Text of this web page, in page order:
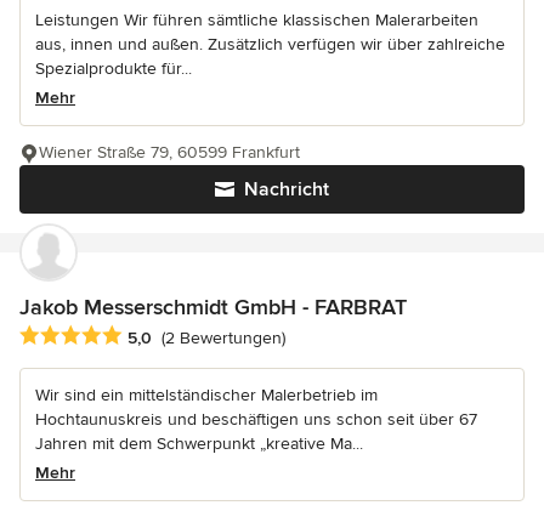
Leistungen Wir führen sämtliche klassischen Malerarbeiten
aus, innen und außen. Zusätzlich verfügen wir über zahlreiche
Spezialprodukte für...
Mehr
Nachricht
Wiener Straße 79, 60599 Frankfurt
Jakob Messerschmidt GmbH - FARBRAT
Durchschnittliche Bewertung: 5 von 5 Sternen
5,0 (2 Bewertungen)
Wir sind ein mittelständischer Malerbetrieb im
Hochtaunuskreis und beschäftigen uns schon seit über 67
Jahren mit dem Schwerpunkt „kreative Ma...
Mehr